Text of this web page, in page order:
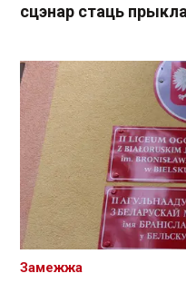
сцэнар стаць
Замежжа